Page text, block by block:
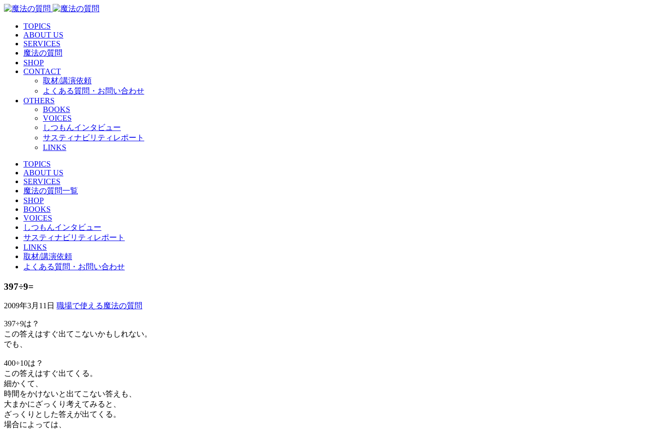
TOPICS
ABOUT US
SERVICES
魔法の質問
SHOP
CONTACT
取材/講演依頼
よくある質問・お問い合わせ
OTHERS
BOOKS
VOICES
しつもんインタビュー
サスティナビリティレポート
LINKS
TOPICS
ABOUT US
SERVICES
魔法の質問一覧
SHOP
BOOKS
VOICES
しつもんインタビュー
サスティナビリティレポート
LINKS
取材/講演依頼
よくある質問・お問い合わせ
397÷9=
2009年3月11日 職場で使える魔法の質問
397÷9は？
この答えはすぐ出てこないかもしれない。
でも、
400÷10は？
この答えはすぐ出てくる。
細かくて、
時間をかけないと出てこない答えも、
大まかにざっくり考えてみると、
ざっくりとした答えが出てくる。
場合によっては、